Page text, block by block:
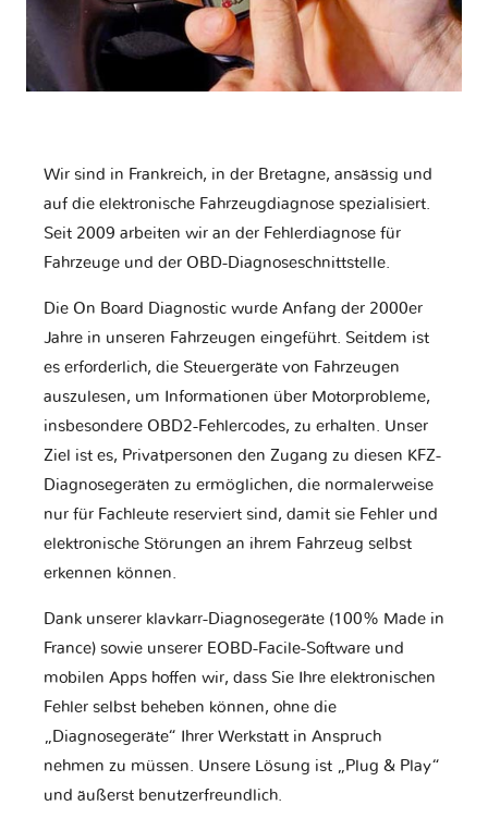
Wir sind in Frankreich, in der Bretagne, ansässig und
auf die elektronische Fahrzeugdiagnose spezialisiert.
Seit 2009 arbeiten wir an der Fehlerdiagnose für
Fahrzeuge und der OBD-Diagnoseschnittstelle.
Die On Board Diagnostic wurde Anfang der 2000er
Jahre in unseren Fahrzeugen eingeführt. Seitdem ist
es erforderlich, die Steuergeräte von Fahrzeugen
auszulesen, um Informationen über Motorprobleme,
insbesondere OBD2-Fehlercodes, zu erhalten. Unser
Ziel ist es, Privatpersonen den Zugang zu diesen KFZ-
Diagnosegeräten zu ermöglichen, die normalerweise
nur für Fachleute reserviert sind, damit sie Fehler und
elektronische Störungen an ihrem Fahrzeug selbst
erkennen können.
Dank unserer klavkarr-Diagnosegeräte (100% Made in
France) sowie unserer EOBD-Facile-Software und
mobilen Apps hoffen wir, dass Sie Ihre elektronischen
Fehler selbst beheben können, ohne die
„Diagnosegeräte“ Ihrer Werkstatt in Anspruch
nehmen zu müssen. Unsere Lösung ist „Plug & Play“
und äußerst benutzerfreundlich.